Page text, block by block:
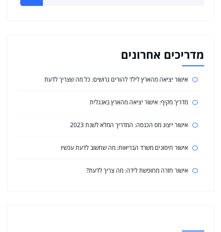
מדריכים אחרונים
אישור יציאה מהארץ לילד להורים גרושים: כל מה שצריך לדעת
מדריך מקיף: אישור יציאה מהארץ באנגלית
אישור ייצוג מס הכנסה: המדריך המלא לשנת 2023
אישור חיסונים משרד הבריאות: מה שחשוב לדעת עכשיו
אישור חזרה מחופשת לידה: מה צריך לדעת?